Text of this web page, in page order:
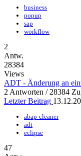
business
popup
sap
workflow
2
Antw.
28384
Views
ADT - Änderung an
2 Antworten / 28384
Letzter Beitrag
abap-cleaner
adt
eclipse
47